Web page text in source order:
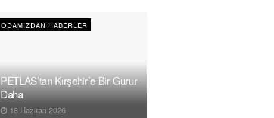
ODAMIZDAN HABERLER
PETLAS’tan Kırşehir’e Bir Gurur
Daha
18 Haziran 2026